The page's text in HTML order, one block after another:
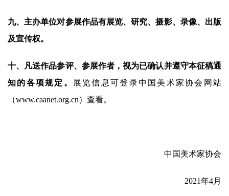
錯
的
繁
字
百
例
九、主办单位对参展作品有展览、研究、摄影、录像、出版
及宣传权。
十、凡送作品参评、参展作者，视为已确认并遵守本征稿通
知的各项规定。
展览信息可登录中国美术家协会网站
（www.caanet.org.cn）查看。
中国美术家协会
2021年4月